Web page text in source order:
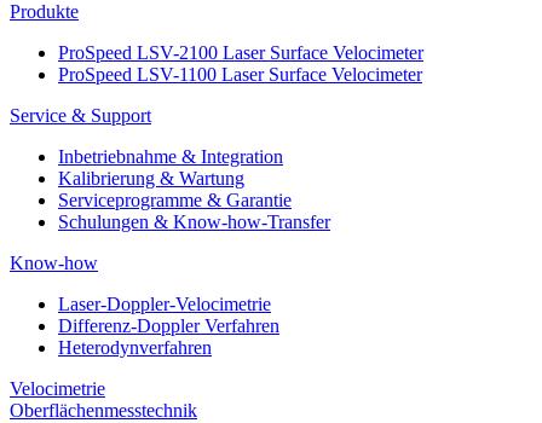
Produkte
ProSpeed LSV-2100 Laser Surface Velocimeter
ProSpeed LSV-1100 Laser Surface Velocimeter
Service & Support
Inbetriebnahme & Integration
Kalibrierung & Wartung
Serviceprogramme & Garantie
Schulungen & Know-how-Transfer
Know-how
Laser-Doppler-Velocimetrie
Differenz-Doppler Verfahren
Heterodynverfahren
Velocimetrie
Oberflächenmesstechnik